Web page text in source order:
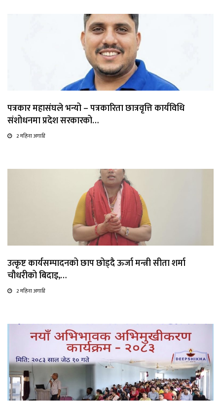
पत्रकार महासंघले भन्यो – पत्रकारिता छात्रवृत्ति कार्यविधि
संशोधनमा प्रदेश सरकारको…
2 महिना अगाडि
उत्कृष्ट कार्यसम्पादनको छाप छोड्दै ऊर्जा मन्त्री सीता शर्मा
चौधरीको बिदाइ,…
2 महिना अगाडि